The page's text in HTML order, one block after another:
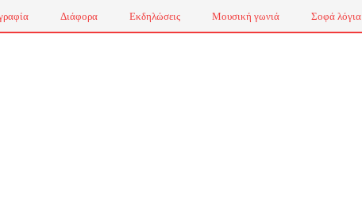
Διάφορα Εκδηλώσεις Μουσική γωνιά Σοφά λόγια